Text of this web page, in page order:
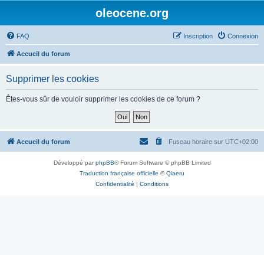
oleocene.org
FAQ Connexion
Inscription
Accueil du forum
Supprimer les cookies
Êtes-vous sûr de vouloir supprimer les cookies de ce forum ?
Accueil du forum Fuseau horaire sur UTC+02:00
Développé parphpBB® Forum Software © phpBB Limited
Traduction française officielle ©Qiaeru
Confidentialité | Conditions